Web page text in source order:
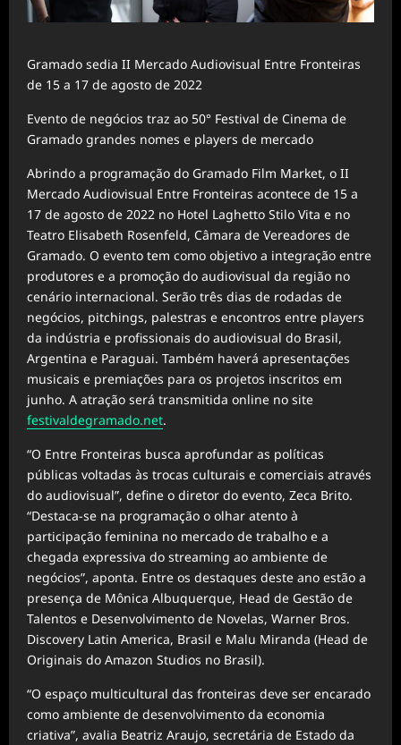
Gramado sedia II Mercado Audiovisual Entre Fronteiras
de 15 a 17 de agosto de 2022
Evento de negócios traz ao 50° Festival de Cinema de
Gramado grandes nomes e players de mercado
Abrindo a programação do Gramado Film Market, o II
Mercado Audiovisual Entre Fronteiras acontece de 15 a
17 de agosto de 2022 no Hotel Laghetto Stilo Vita e no
Teatro Elisabeth Rosenfeld, Câmara de Vereadores de
Gramado. O evento tem como objetivo a integração entre
produtores e a promoção do audiovisual da região no
cenário internacional. Serão três dias de rodadas de
negócios, pitchings, palestras e encontros entre players
da indústria e profissionais do audiovisual do Brasil,
Argentina e Paraguai. Também haverá apresentações
musicais e premiações para os projetos inscritos em
junho. A atração será transmitida online no site
festivaldegramado.net.
“O Entre Fronteiras busca aprofundar as políticas
públicas voltadas às trocas culturais e comerciais através
do audiovisual”, define o diretor do evento, Zeca Brito.
“Destaca-se na programação o olhar atento à
participação feminina no mercado de trabalho e a
chegada expressiva do streaming ao ambiente de
negócios”, aponta. Entre os destaques deste ano estão a
presença de Mônica Albuquerque, Head de Gestão de
Talentos e Desenvolvimento de Novelas, Warner Bros.
Discovery Latin America, Brasil e Malu Miranda (Head de
Originais do Amazon Studios no Brasil).
“O espaço multicultural das fronteiras deve ser encarado
como ambiente de desenvolvimento da economia
criativa”, avalia Beatriz Araujo, secretária de Estado da